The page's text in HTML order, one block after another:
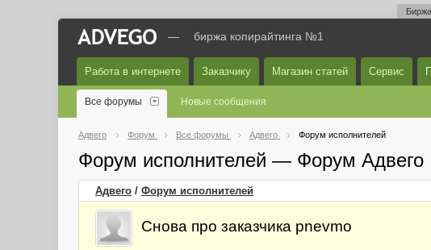
— биржа копирайтинга №1
Работа в интернете Заказчику Магазин статей Сервис
Все форумы Новые сообщения
Адвего Форум Все форумы Адвего Форум исполнителей
Форум исполнителей — Форум Адвего
Адвего / Форум исполнителей
Снова про заказчика pnevmo